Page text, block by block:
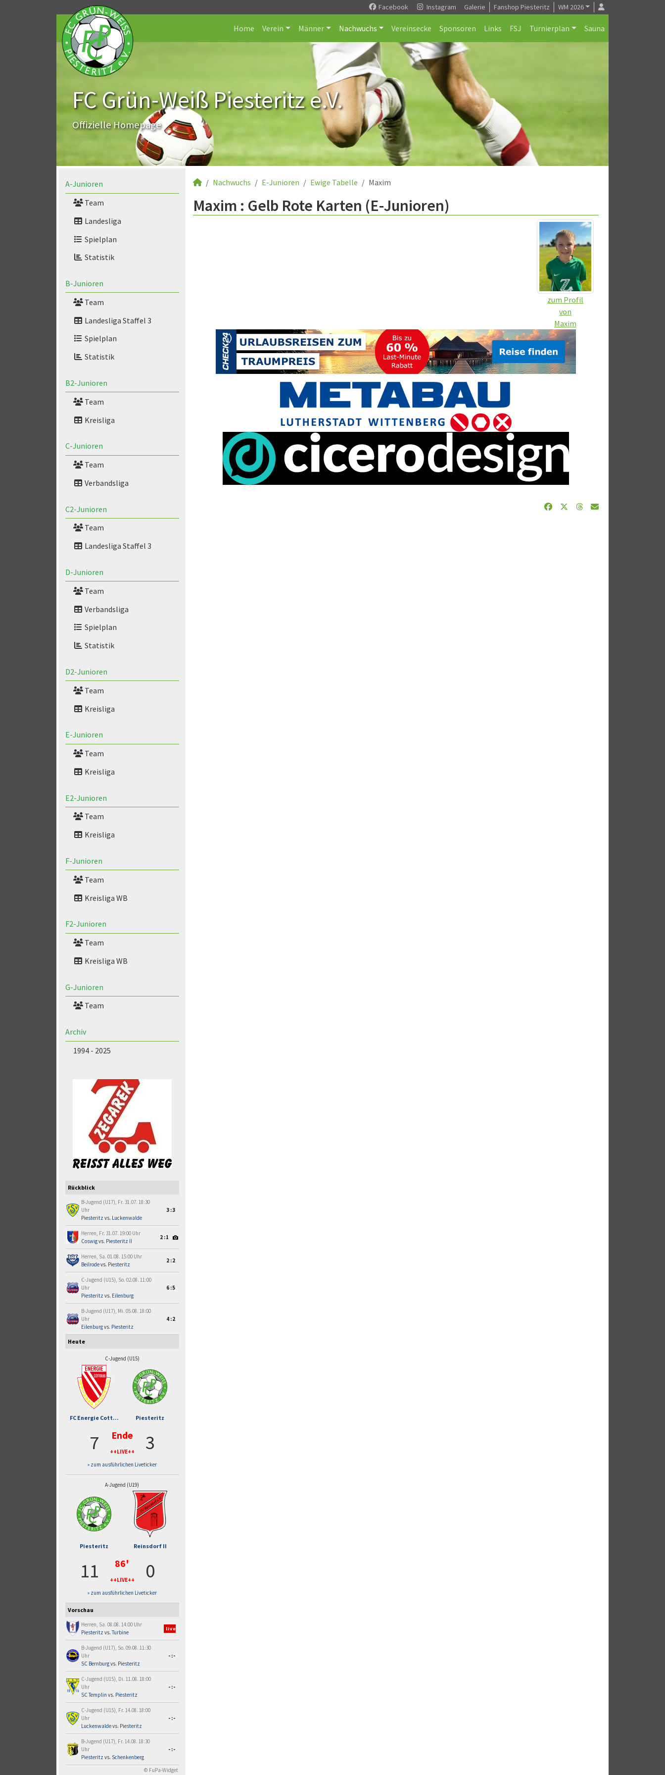
Facebook Instagram Galerie Fanshop Piesteritz WM 2026
Home Verein Männer Nachwuchs Vereinsecke Sponsoren Links FSJ Turnierplan Sauna
FC Grün-Weiß Piesteritz e.V.
Offizielle Homepage
A-Junioren
Team
Landesliga
Spielplan
Statistik
B-Junioren
Team
Landesliga Staffel 3
Spielplan
Statistik
B2-Junioren
Team
Kreisliga
C-Junioren
Team
Verbandsliga
C2-Junioren
Team
Landesliga Staffel 3
D-Junioren
Team
Verbandsliga
Spielplan
Statistik
D2-Junioren
Team
Kreisliga
E-Junioren
Team
Kreisliga
E2-Junioren
Team
Kreisliga
F-Junioren
Team
Kreisliga WB
F2-Junioren
Team
Kreisliga WB
G-Junioren
Team
Archiv
1994 - 2025
Rückblick
B-Jugend (U17), Fr. 31.07. 18:30
Uhr
Piesteritz vs. Luckenwalde
3:3
Herren, Fr. 31.07. 19:00 Uhr
Coswigvs. Piesteritz II
2:1
Herren, Sa. 01.08. 15:00 Uhr
Beilrodevs. Piesteritz
2:2
C-Jugend (U15), So. 02.08. 11:00
Uhr
Piesteritz vs. Eilenburg
6:5
B-Jugend (U17), Mi. 05.08. 18:00
Uhr
Eilenburgvs. Piesteritz
4:2
Heute
C-Jugend (U15)
FC Energie Cott... Piesteritz
7 Ende
++LIVE++ 3
» zum ausführlichen Liveticker
A-Jugend (U19)
Piesteritz Reinsdorf II
11 86'
++LIVE++ 0
» zum ausführlichen Liveticker
Vorschau
Herren, Sa. 08.08. 14:00 Uhr
Piesteritz vs.Turbine
live
B-Jugend (U17), So. 09.08. 11:30
Uhr
SC Bernburgvs. Piesteritz
-:-
C-Jugend (U15), Di. 11.08. 18:00
Uhr
SC Templin vs. Piesteritz
-:-
C-Jugend (U15), Fr. 14.08. 18:00
Uhr
Luckenwaldevs. Piesteritz
-:-
B-Jugend (U17), Fr. 14.08. 18:30
Uhr
Piesteritz vs. Schenkenberg
-:-
© FuPa-Widget
Nachwuchs E-Junioren Ewige Tabelle Maxim
Maxim : Gelb Rote Karten (E-Junioren)
zum Profil
von
Maxim